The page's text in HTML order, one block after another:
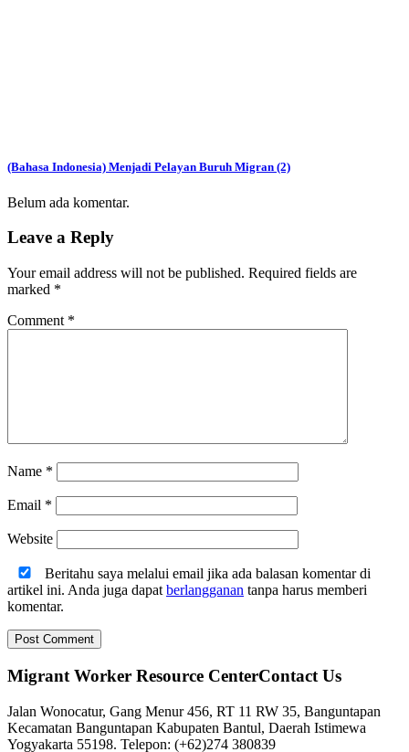
(Bahasa Indonesia) Menjadi Pelayan Buruh Migran (2)
Belum ada komentar.
Leave a Reply
Your email address will not be published. Required fields are
marked *
Comment *
Name *
Email *
Website
Beritahu saya melalui email jika ada balasan komentar di
artikel ini. Anda juga dapat berlangganan tanpa harus memberi
komentar.
Migrant Worker Resource CenterContact Us
Jalan Wonocatur, Gang Menur 456, RT 11 RW 35, Banguntapan
Kecamatan Banguntapan Kabupaten Bantul, Daerah Istimewa
Yogyakarta 55198. Telepon: (+62)274 380839